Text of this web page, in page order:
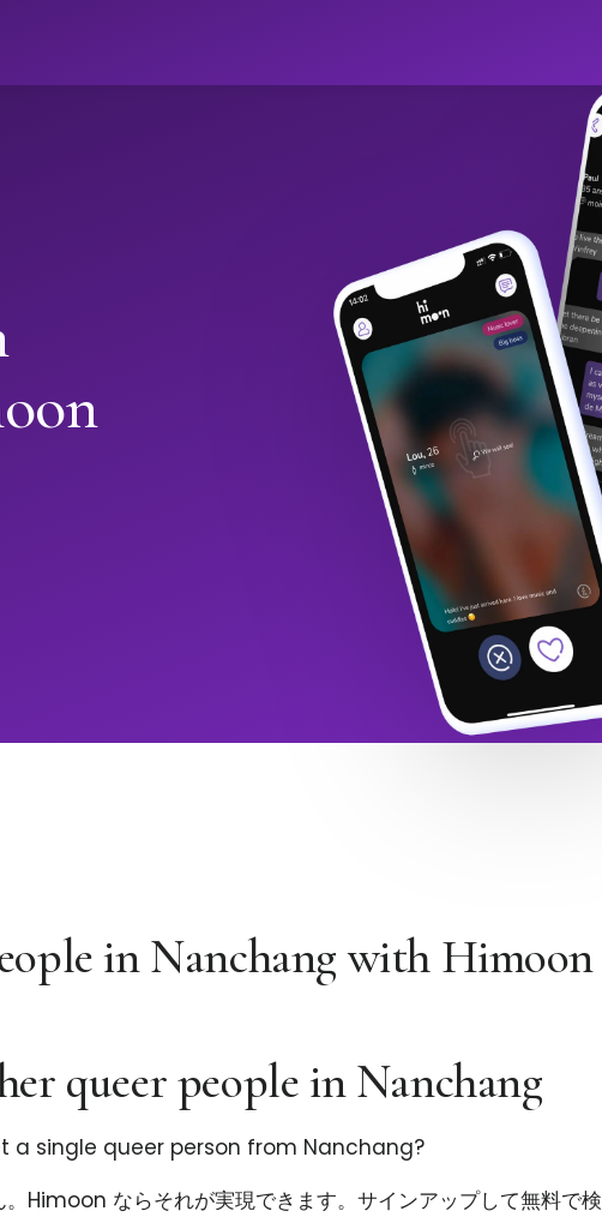
in Nanchang with Himoon
queer people in Nanchang
a single queer person from Nanchang?
。Himoon ならそれが実現できます。サインアップして無料で検